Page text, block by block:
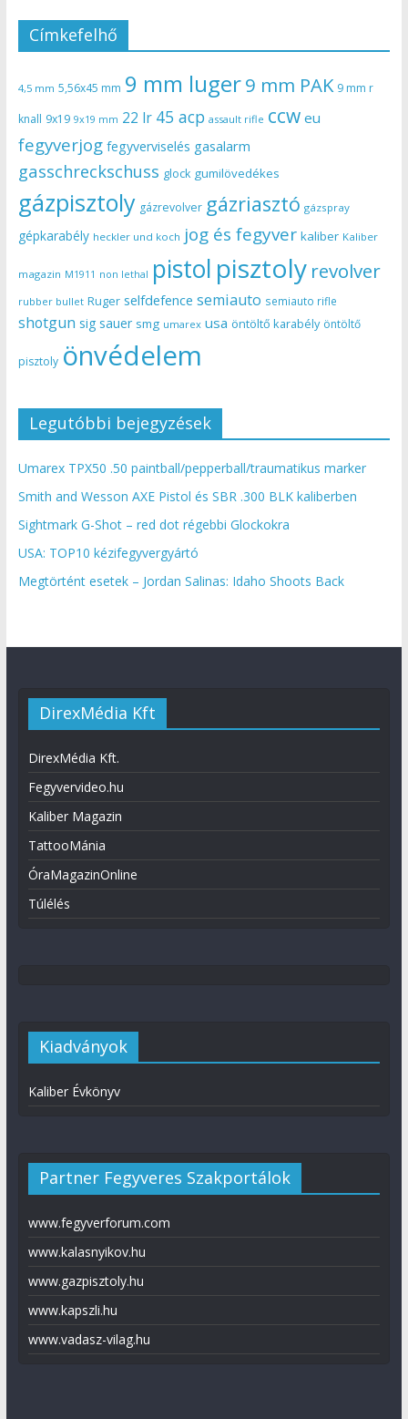
Címkefelhő
4,5 mm 5,56x45 mm 9 mm luger9 mm PAK 9 mm r
knall 9x19 9x19 mm 22 lr 45 acp assault rifle ccw eu
fegyverjog fegyverviselés gasalarm
gasschreckschuss glock gumilövedékes
gázpisztoly gázrevolver gázriasztó gázspray
gépkarabély heckler und koch jog és fegyver kaliber Kaliber
magazin M1911 non lethal pistol pisztoly revolver
rubber bullet Ruger selfdefence semiauto semiauto rifle
shotgun sig sauer smg umarex usa öntöltő karabély öntöltő
pisztoly önvédelem
Legutóbbi bejegyzések
Umarex TPX50 .50 paintball/pepperball/traumatikus marker
Smith and Wesson AXE Pistol és SBR .300 BLK kaliberben
Sightmark G-Shot – red dot régebbi Glockokra
USA: TOP10 kézifegyvergyártó
Megtörtént esetek – Jordan Salinas: Idaho Shoots Back
DirexMédia Kft
DirexMédia Kft.
Fegyvervideo.hu
Kaliber Magazin
TattooMánia
ÓraMagazinOnline
Túlélés
Kiadványok
Kaliber Évkönyv
Partner Fegyveres Szakportálok
www.fegyverforum.com
www.kalasnyikov.hu
www.gazpisztoly.hu
www.kapszli.hu
www.vadasz-vilag.hu